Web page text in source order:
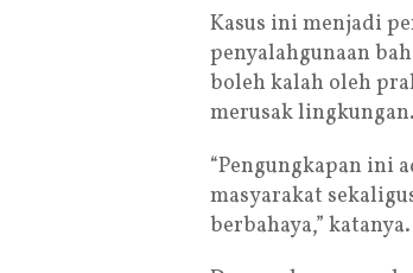
Kasus ini menjadi
penyalahgunaan
boleh kalah oleh
merusak lingkungan.
“Pengungkapan ini
masyarakat
berbahaya,” katanya.